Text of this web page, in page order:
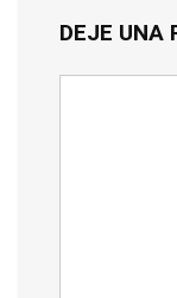
DEJE UNA